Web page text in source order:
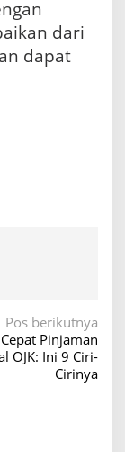
dari
dapat
Pos berikutnya
Pinjaman
OJK: Ini 9 Ciri-
Cirinya